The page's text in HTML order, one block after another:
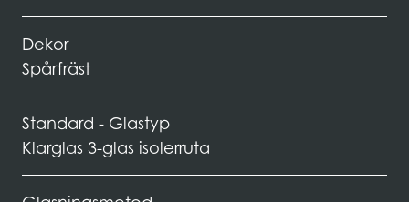
Dekor
Spårfräst
Standard - Glastyp
Klarglas 3-glas isolerruta